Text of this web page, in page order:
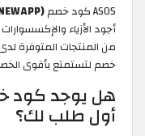
ASOS كود خصم (NEWAPP)
أجود الأزياء
خصم لتستمتع بأقوى
أول طلب لك؟